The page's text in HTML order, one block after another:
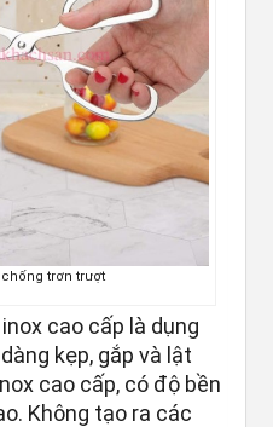
trơn trượt
cao cấp là dụng
kẹp, gắp và lật
cao cấp, có độ bền
Không tạo ra các